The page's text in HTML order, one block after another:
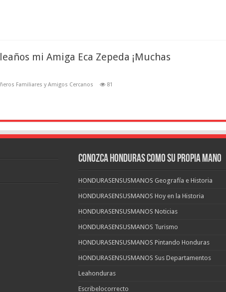
mi Amiga Eca Zepeda ¡Muchas
Familiares y Amigos Cercanos 81
CONOZCA HONDURAS COMO SU PROPIA MANO
HONDURASENSUSMANOS Geografía e Historia
HONDURASENSUSMANOS Hoy en la Historia
HONDURASENSUSMANOS Noticias
HONDURASENSUSMANOS Turismo
HONDURASENSUSMANOS Pintando Honduras
HONDURASENSUSMANOS Sus Departamentos
Leahonduras
Escribelocorrecto